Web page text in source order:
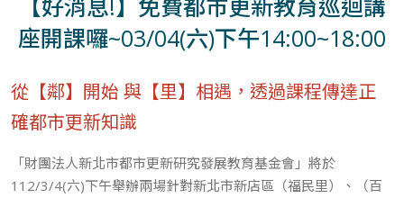
【好消息!】免費都市更新教育巡迴講
座開課囉~03/04(六)下午14:00~18:00
從【鄰】開始 與【里】相遇，透過課程傳達正
確都市更新知識
「財團法人新北市都市更新研究發展教育基金會」將於
112/3/4(六)下午舉辦兩場針對新北市新店區（福民里）、（百